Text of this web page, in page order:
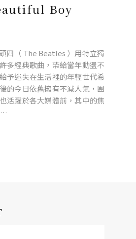
Boy
四（ The Beatles ）用特立獨
多經典歌曲，帶給當年動盪不
予迷失在生活裡的年輕世代希
的今日依舊擁有不減人氣，團
活躍於各大媒體前，其中的焦